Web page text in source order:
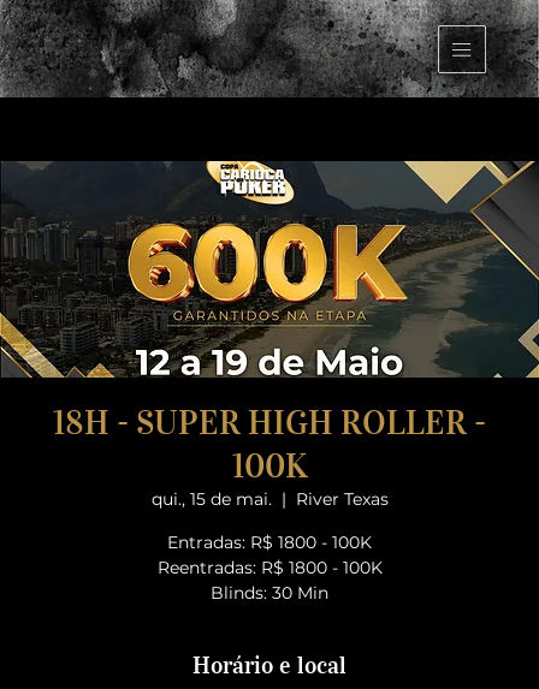
18H - SUPER HIGH ROLLER -
100K
qui., 15 de mai.
  |
River Texas
Entradas: R$ 1800 - 100K
Reentradas: R$ 1800 - 100K
Blinds: 30 Min
Horário e local